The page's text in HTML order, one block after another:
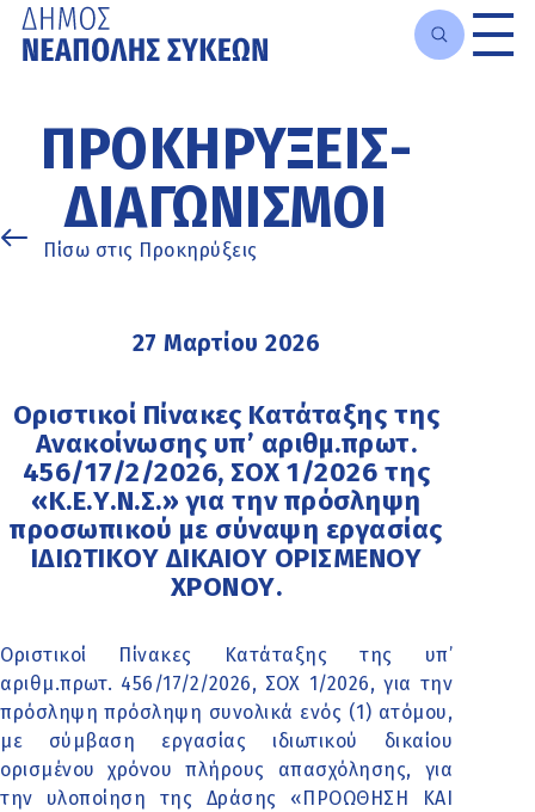
κυρίως
περιεχόμενο
ΠΡΟΚΗΡΎΞΕΙΣ-
ΔΙΑΓΩΝΙΣΜΟΊ
Πίσω στις Προκηρύξεις
27 Μαρτίου 2026
Οριστικοί Πίνακες Κατάταξης της
Ανακοίνωσης υπ’ αριθμ.πρωτ.
456/17/2/2026, ΣΟΧ 1/2026 της
«Κ.Ε.Υ.Ν.Σ.» για την πρόσληψη
προσωπικού με σύναψη εργασίας
ΙΔΙΩΤΙΚΟΥ ΔΙΚΑΙΟΥ ΟΡΙΣΜΕΝΟΥ
ΧΡΟΝΟΥ.
Οριστικοί Πίνακες Κατάταξης της υπ’
αριθμ.πρωτ. 456/17/2/2026, ΣΟΧ 1/2026, για την
πρόσληψη πρόσληψη συνολικά ενός (1) ατόμου,
με σύμβαση εργασίας ιδιωτικού δικαίου
ορισμένου χρόνου πλήρους απασχόλησης, για
την υλοποίηση της Δράσης «ΠΡΟΩΘΗΣΗ ΚΑΙ